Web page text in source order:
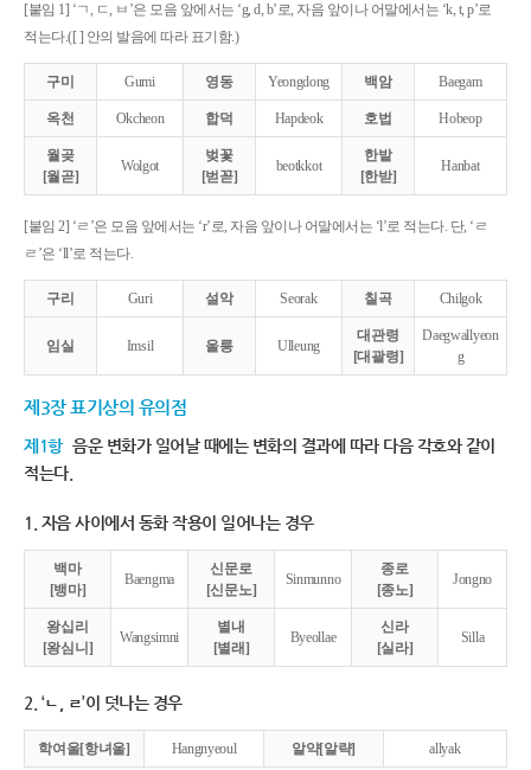
[붙임 1] ‘ㄱ, ㄷ, ㅂ’은 모음 앞에서는 ‘g, d, b’로, 자음 앞이나 어말에서는 ‘k, t, p’로
적는다.([ ] 안의 발음에 따라 표기함.)
구미 Gumi 영동 Yeongdong 백암 Baegam
옥천 Okcheon 합덕 Hapdeok 호법 Hobeop
월곶
[월곧]
Wolgot
벚꽃
[벋꼳]
beotkkot
한밭
[한받]
Hanbat
[붙임 2] ‘ㄹ’은 모음 앞에서는 ‘r’로, 자음 앞이나 어말에서는 ‘l’로 적는다. 단, ‘ㄹ
ㄹ’은 ‘ll’로 적는다.
구리 Guri 설악 Seorak 칠곡 Chilgok
임실 Imsil 울릉 Ulleung
대관령
[대괄령]
Daegwallyeon
g
제3장 표기상의 유의점
제1항 음운 변화가 일어날 때에는 변화의 결과에 따라 다음 각호와 같이
적는다.
1. 자음 사이에서 동화 작용이 일어나는 경우
백마
[뱅마]
Baengma
신문로
[신문노]
Sinmunno
종로
[종노]
Jongno
왕십리
[왕심니]
Wangsimni
별내
[별래]
Byeollae
신라
[실라]
Silla
2. ‘ㄴ, ㄹ’이 덧나는 경우
학여울[항녀울] Hangnyeoul 알약[알략] allyak